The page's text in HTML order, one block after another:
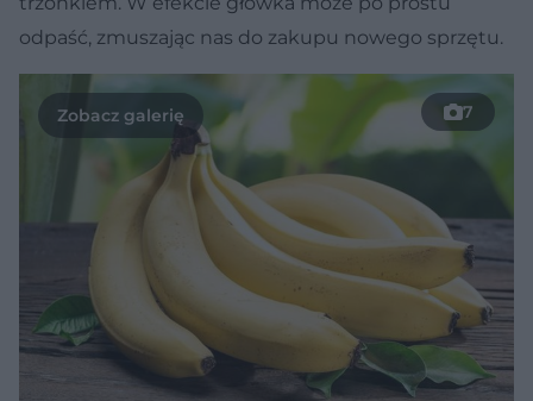
odpaść, zmuszając nas do zakupu nowego sprzętu.
7